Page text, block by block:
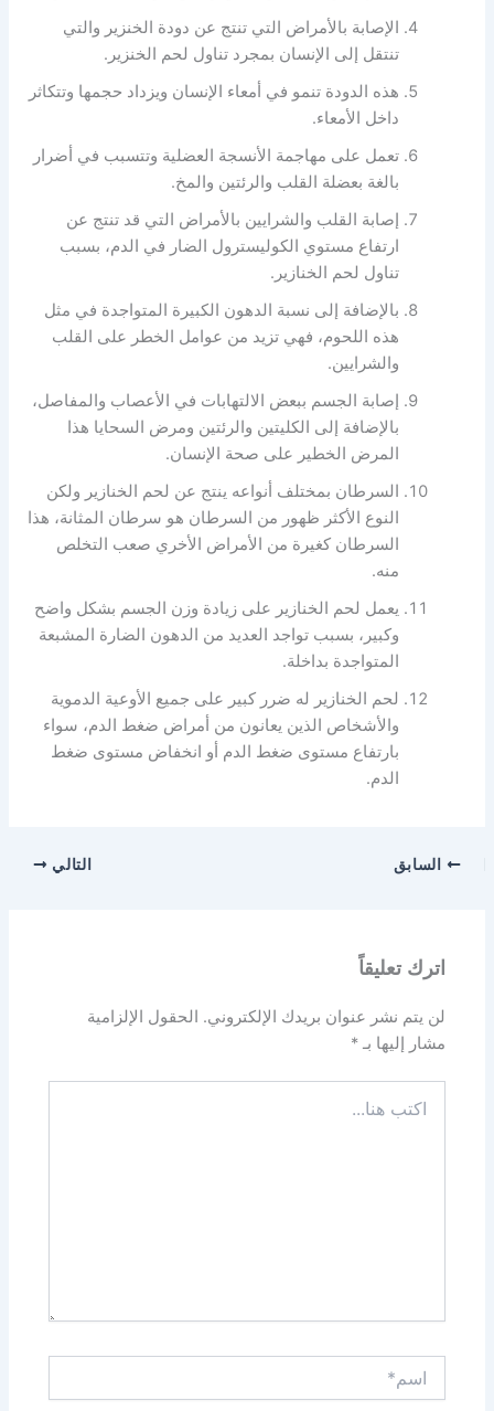
الإصابة بالأمراض التي تنتج عن دودة الخنزير والتي
تنتقل إلى الإنسان بمجرد تناول لحم الخنزير.
هذه الدودة تنمو في أمعاء الإنسان ويزداد حجمها وتتكاثر
داخل الأمعاء.
تعمل على مهاجمة الأنسجة العضلية وتتسبب في أضرار
بالغة بعضلة القلب والرئتين والمخ.
إصابة القلب والشرايين بالأمراض التي قد تنتج عن
ارتفاع مستوي الكوليسترول الضار في الدم، بسبب
تناول لحم الخنازير.
بالإضافة إلى نسبة الدهون الكبيرة المتواجدة في مثل
هذه اللحوم، فهي تزيد من عوامل الخطر على القلب
والشرايين.
إصابة الجسم ببعض الالتهابات في الأعصاب والمفاصل،
بالإضافة إلى الكليتين والرئتين ومرض السحايا هذا
المرض الخطير على صحة الإنسان.
السرطان بمختلف أنواعه ينتج عن لحم الخنازير ولكن
النوع الأكثر ظهور من السرطان هو سرطان المثانة، هذا
السرطان كغيرة من الأمراض الأخري صعب التخلص
منه.
يعمل لحم الخنازير على زيادة وزن الجسم بشكل واضح
وكبير، بسبب تواجد العديد من الدهون الضارة المشبعة
المتواجدة بداخلة.
لحم الخنازير له ضرر كبير على جميع الأوعية الدموية
والأشخاص الذين يعانون من أمراض ضغط الدم، سواء
بارتفاع مستوى ضغط الدم أو انخفاض مستوى ضغط
الدم.
السابق التالي
اترك تعليقاً
لن يتم نشر عنوان بريدك الإلكتروني. الحقول الإلزامية
مشار إليها بـ*
هنا...